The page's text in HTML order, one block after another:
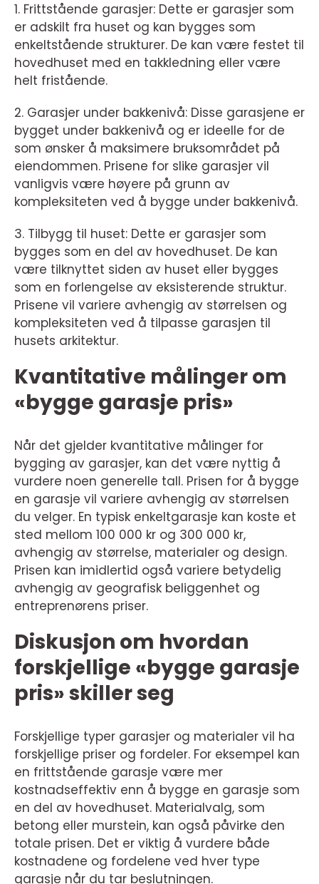
1. Frittstående garasjer: Dette er garasjer som
er adskilt fra huset og kan bygges som
enkeltstående strukturer. De kan være festet til
hovedhuset med en takkledning eller være
helt fristående.
2. Garasjer under bakkenivå: Disse garasjene er
bygget under bakkenivå og er ideelle for de
som ønsker å maksimere bruksområdet på
eiendommen. Prisene for slike garasjer vil
vanligvis være høyere på grunn av
kompleksiteten ved å bygge under bakkenivå.
3. Tilbygg til huset: Dette er garasjer som
bygges som en del av hovedhuset. De kan
være tilknyttet siden av huset eller bygges
som en forlengelse av eksisterende struktur.
Prisene vil variere avhengig av størrelsen og
kompleksiteten ved å tilpasse garasjen til
husets arkitektur.
Kvantitative målinger om
«bygge garasje pris»
Når det gjelder kvantitative målinger for
bygging av garasjer, kan det være nyttig å
vurdere noen generelle tall. Prisen for å bygge
en garasje vil variere avhengig av størrelsen
du velger. En typisk enkeltgarasje kan koste et
sted mellom 100 000 kr og 300 000 kr,
avhengig av størrelse, materialer og design.
Prisen kan imidlertid også variere betydelig
avhengig av geografisk beliggenhet og
entreprenørens priser.
Diskusjon om hvordan
forskjellige «bygge garasje
pris» skiller seg
Forskjellige typer garasjer og materialer vil ha
forskjellige priser og fordeler. For eksempel kan
en frittstående garasje være mer
kostnadseffektiv enn å bygge en garasje som
en del av hovedhuset. Materialvalg, som
betong eller murstein, kan også påvirke den
totale prisen. Det er viktig å vurdere både
kostnadene og fordelene ved hver type
garasje når du tar beslutningen.